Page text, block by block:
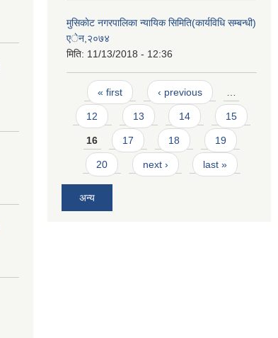
मुसिकाेट नगरपालिका न्यायिक सिमिति(कार्यविधि सम्बन्धी)
एेन,२०७४
मिति: 11/13/2018 - 12:36
Pages
« first ‹ previous …
12 13 14 15
16 17 18 19
20 next › last »
अन्य